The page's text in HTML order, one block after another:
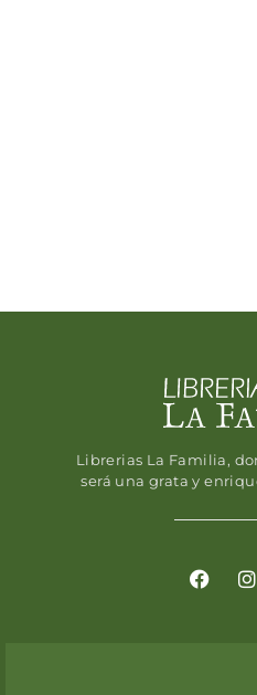
Librerias La Familia,
será una grata y